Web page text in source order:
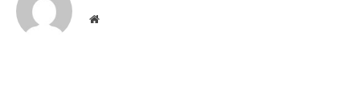
Website